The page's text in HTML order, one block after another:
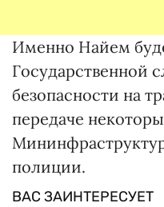
Именно Найем
Государственной
безопасности на
передаче
полиции.
ВАС ЗАИНТЕРЕСУЕТ